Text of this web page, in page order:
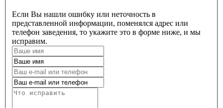
Если Вы нашли ошибку или неточность в
представленной информации, поменялся адрес или
телефон заведения, то укажите это в форме ниже, и мы
исправим.